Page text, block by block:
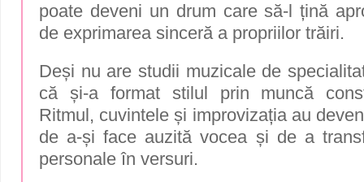
poate deveni un drum care să-l țină
de exprimarea sinceră a propriilor trăiri.
Deși nu are studii muzicale de
că și-a format stilul prin muncă
Ritmul, cuvintele și improvizația au
de a-și face auzită vocea și de a
personale în versuri.